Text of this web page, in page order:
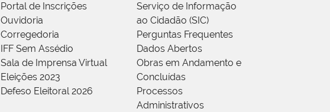
Portal de Inscrições
Ouvidoria
Corregedoria
IFF Sem Assédio
Sala de Imprensa Virtual
Eleições 2023
Defeso Eleitoral 2026
Serviço de Informação
ao Cidadão (SIC)
Perguntas Frequentes
Dados Abertos
Obras em Andamento e
Concluídas
Processos
Administrativos